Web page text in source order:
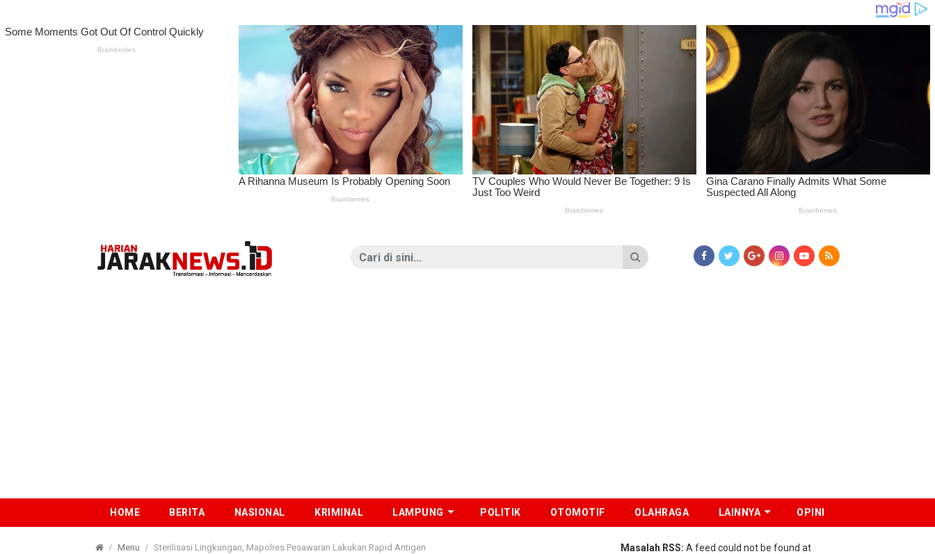
HOME BERITA NASIONAL KRIMINAL LAMPUNG POLITIK OTOMOTIF OLAHRAGA LAINNYA OPINI
Menu Sterilisasi Lingkungan, Mapolres Pesawaran Lakukan Rapid Antigen Masalah RSS: A feed could not be found at